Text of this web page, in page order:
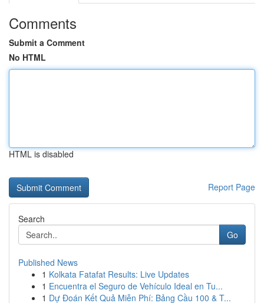
Comments
Submit a Comment
No HTML
HTML is disabled
Report Page
Search
Go
Published News
1 Kolkata Fatafat Results: Live Updates
1 Encuentra el Seguro de Vehículo Ideal en Tu...
1 Dự Đoán Kết Quả Miễn Phí: Bảng Cầu 100 & T...